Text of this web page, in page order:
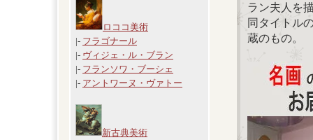
ロココ美術
|- フラゴナール
|- ヴィジェ・ル・ブラン
|- フランソワ・ブーシェ
|- アントワーヌ・ヴァトー
新古典美術
ラン夫人を
同タイトル
蔵のもの。